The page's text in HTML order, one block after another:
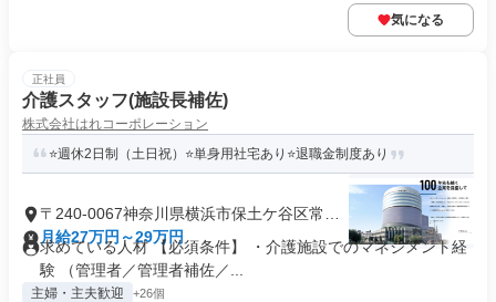
気になる
正社員
介護スタッフ(施設長補佐)
株式会社はれコーポレーション
⭐️週休2日制（土日祝）⭐️単身用社宅あり⭐️退職金制度あり
〒240-0067神奈川県横浜市保土ケ谷区常盤
台
月給27万円～29万円
求めている人材 【必須条件】 ・介護施設でのマネジメント経
験 （管理者／管理者補佐／...
主婦・主夫歓迎 +26個